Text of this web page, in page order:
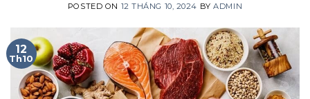
POSTED ON 12 THÁNG 10, 2024 BYADMIN
12
Th10